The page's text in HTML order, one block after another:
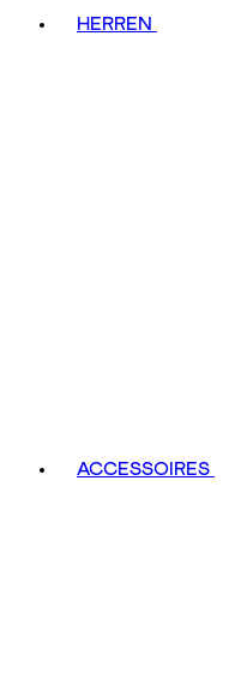
HERREN
ACCESSOIRES